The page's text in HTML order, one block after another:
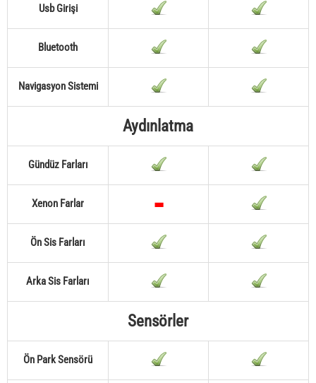
Usb Girişi
Bluetooth
Navigasyon Sistemi
Aydınlatma
Gündüz Farları
Xenon Farlar
Ön Sis Farları
Arka Sis Farları
Sensörler
Ön Park Sensörü